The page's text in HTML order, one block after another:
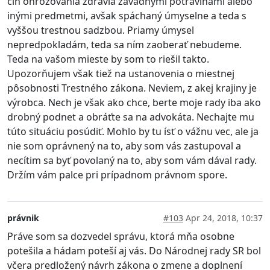
inými predmetmi, avšak spáchaný úmyselne a teda s
vyššou trestnou sadzbou. Priamy úmysel
nepredpokladám, teda sa ním zaoberať nebudeme.
Teda na vašom mieste by som to riešil takto.
Upozorňujem však tiež na ustanovenia o miestnej
pôsobnosti Trestného zákona. Neviem, z akej krajiny je
výrobca. Nech je však ako chce, berte moje rady iba ako
drobný podnet a obráťte sa na advokáta. Nechajte mu
túto situáciu posúdiť. Mohlo by tu ísť o vážnu vec, ale ja
nie som oprávnený na to, aby som vás zastupoval a
necítim sa byť povolaný na to, aby som vám dával rady.
Držím vám palce pri prípadnom právnom spore.
právnik #103 Apr 24, 2018, 10:37
Práve som sa dozvedel správu, ktorá mňa osobne
potešila a hádam poteší aj vás. Do Národnej rady SR bol
včera predložený návrh zákona o zmene a doplnení